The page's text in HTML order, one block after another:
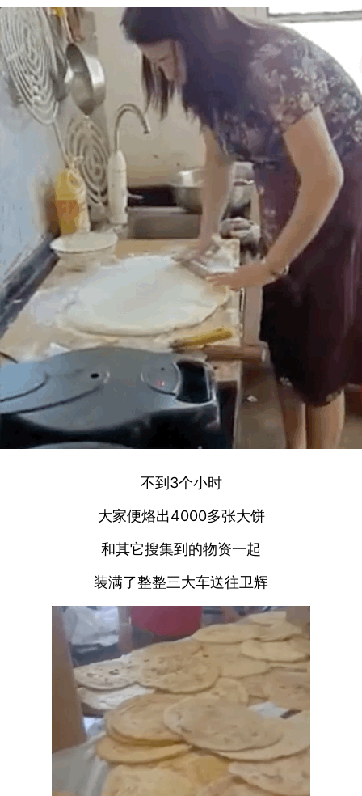
不到3个小时
大家便烙出4000多张大饼
和其它搜集到的物资一起
装满了整整三大车送往卫辉